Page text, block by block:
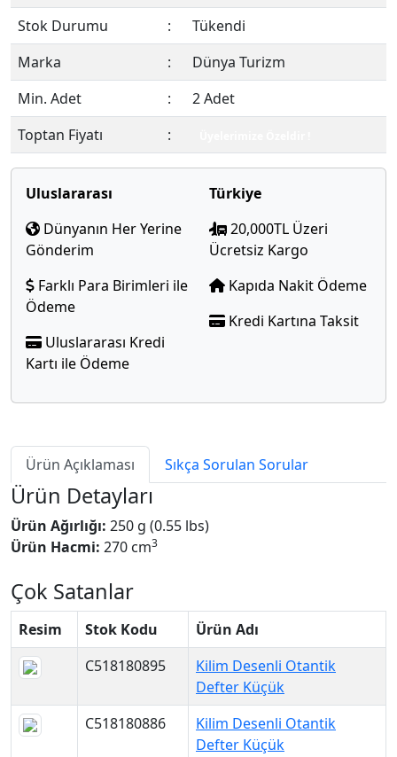
Stok Durumu
:
Tükendi
Marka
:
Dünya Turizm
Min. Adet
:
2 Adet
Toptan Fiyatı
:
Uluslararası
Dünyanın Her Yerine
Gönderim
Farklı Para Birimleri ile
Ödeme
Uluslararası Kredi
Kartı ile Ödeme
Türkiye
20,000TL Üzeri
Ücretsiz Kargo
Kapıda Nakit Ödeme
Kredi Kartına Taksit
Ürün Açıklaması Sıkça Sorulan Sorular
Ürün Detayları
Ürün Ağırlığı: 250 g (0.55 lbs)
Ürün Hacmi: 270 cm3
Çok Satanlar
Resim Stok Kodu
Ürün Adı
C518180895
Kilim Desenli Otantik
Defter Küçük
C518180886
Kilim Desenli Otantik
Defter Küçük